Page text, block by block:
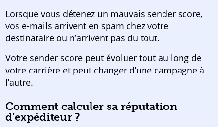
Lorsque vous détenez un mauvais sender score,
vos e-mails arrivent en spam chez votre
destinataire ou n’arrivent pas du tout.
Votre sender score peut évoluer tout au long de
votre carrière et peut changer d’une campagne à
l’autre.
Comment calculer sa réputation
d’expéditeur ?